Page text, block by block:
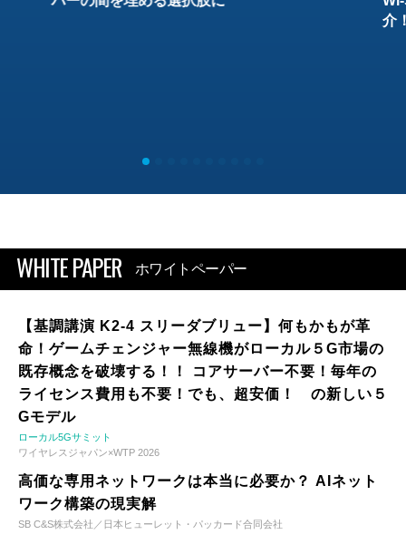
介
WHITE PAPER ホワイトペーパー
【基調講演 K2-4 スリーダブリュー】何もかもが革
命！ゲームチェンジャー無線機がローカル５G市場の
既存概念を破壊する！！ コアサーバー不要！毎年の
ライセンス費用も不要！でも、超安価！ の新しい５
Gモデル
ローカル5Gサミット
ワイヤレスジャパン×WTP 2026
高価な専用ネットワークは本当に必要か？ AIネット
ワーク構築の現実解
SB C&S株式会社／日本ヒューレット・パッカード合同会社